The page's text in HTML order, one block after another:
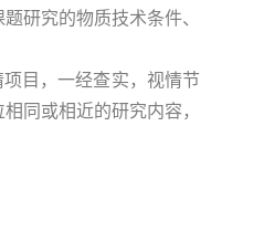
研究的物质技术条件、
目，一经查实，视情节
同或相近的研究内容，